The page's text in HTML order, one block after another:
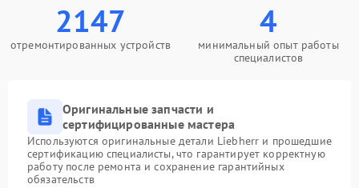
2147
отремонтированных устройств
4
минимальный опыт работы
специалистов
Оригинальные запчасти и
сертифицированные мастера
Используются оригинальные детали Liebherr и прошедшие
сертификацию специалисты, что гарантирует корректную
работу после ремонта и сохранение гарантийных
обязательств